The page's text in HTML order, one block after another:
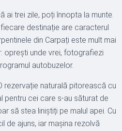
ai trei zile, poți înnopta la munte.
destinație are caracterul
din Carpați este mult mai
oprești unde vrei, fotografiezi
autobuzelor.
rezervație naturală pitorească cu
pentru cei care s-au săturat de
să stea liniștiți pe malul apei. Cu
de ajuns, iar mașina rezolvă